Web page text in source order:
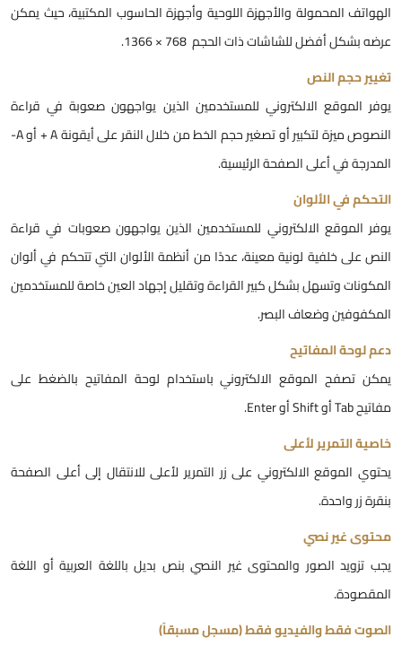
الهواتف المحمولة والأجهزة اللوحية وأجهزة الحاسوب المكتبية، حيث يمكن
عرضه بشكل أفضل للشاشات ذات الحجم 768 × 1366.
تغيير حجم النص
يوفر الموقع الالكتروني للمستخدمين الذين يواجهون صعوبة في قراءة
النصوص ميزة لتكبير أو تصغير حجم الخط من خلال النقر على أيقونة A + أو A-
المدرجة في أعلى الصفحة الرئيسية.
التحكم في الألوان
يوفر الموقع الالكتروني للمستخدمين الذين يواجهون صعوبات في قراءة
النص على خلفية لونية معينة، عددًا من أنظمة الألوان التي تتحكم في ألوان
المكونات وتسهل بشكل كبير القراءة وتقليل إجهاد العين خاصة للمستخدمين
المكفوفين وضعاف البصر.
دعم لوحة المفاتيح
يمكن تصفح الموقع الالكتروني باستخدام لوحة المفاتيح بالضغط على
مفاتيح Tab أو Shift أو Enter.
خاصية التمرير لأعلى
يحتوي الموقع الالكتروني على زر التمرير لأعلى للانتقال إلى أعلى الصفحة
بنقرة زر واحدة.
محتوى غير نصي
يجب تزويد الصور والمحتوى غير النصي بنص بديل باللغة العربية أو اللغة
المقصودة.
الصوت فقط والفيديو فقط (مسجل مسبقاً)